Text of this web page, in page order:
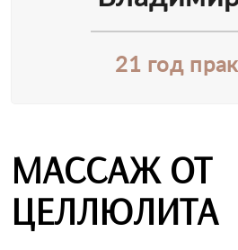
21 год
МАССАЖ ОТ
ЦЕЛЛЮЛИТА